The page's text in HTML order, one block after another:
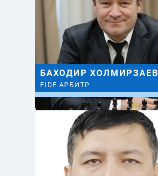
БАХОДИР ХОЛМИРЗАЕВ
FIDE АРБИТР